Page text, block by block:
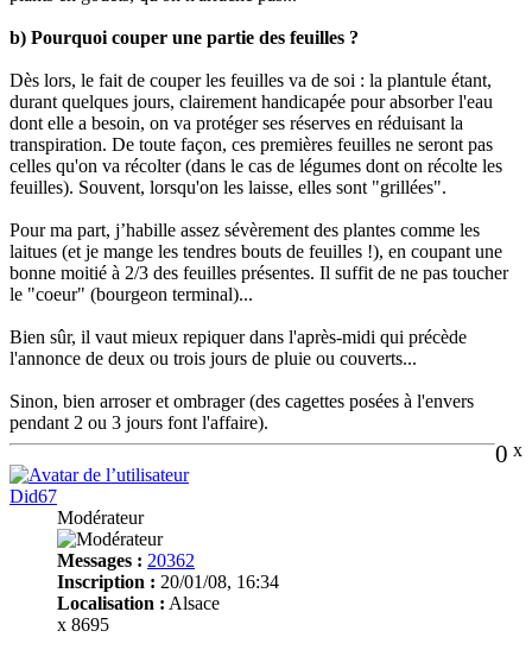
b) Pourquoi couper une partie des feuilles ?
Dès lors, le fait de couper les feuilles va de soi : la plantule étant,
durant quelques jours, clairement handicapée pour absorber l'eau
dont elle a besoin, on va protéger ses réserves en réduisant la
transpiration. De toute façon, ces premières feuilles ne seront pas
celles qu'on va récolter (dans le cas de légumes dont on récolte les
feuilles). Souvent, lorsqu'on les laisse, elles sont "grillées".
Pour ma part, j’habille assez sévèrement des plantes comme les
laitues (et je mange les tendres bouts de feuilles !), en coupant une
bonne moitié à 2/3 des feuilles présentes. Il suffit de ne pas toucher
le "coeur" (bourgeon terminal)...
Bien sûr, il vaut mieux repiquer dans l'après-midi qui précède
l'annonce de deux ou trois jours de pluie ou couverts...
Sinon, bien arroser et ombrager (des cagettes posées à l'envers
pendant 2 ou 3 jours font l'affaire).
0 x
Did67
Modérateur
Messages : 20362
Inscription : 20/01/08, 16:34
Localisation : Alsace
x 8695